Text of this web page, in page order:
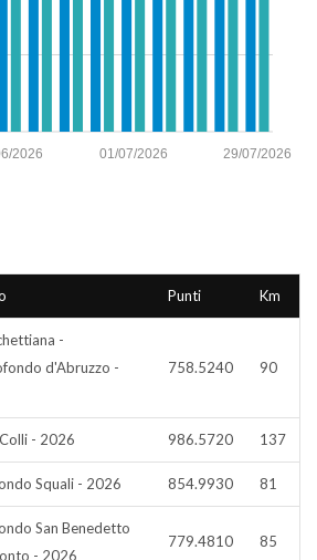
29/07/2026
01/07/2026
2026
Punti Km
-
d'Abruzzo -
758.5240 90
- 2026 986.5720 137
Squali - 2026 854.9930 81
San Benedetto
- 2026
779.4810 85